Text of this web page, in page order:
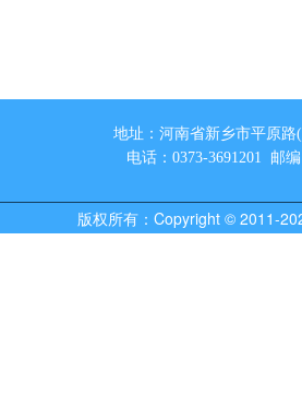
地址：河南省新乡市平原路
电话：0373-3691201 邮
版权所有：Copyright © 2011-